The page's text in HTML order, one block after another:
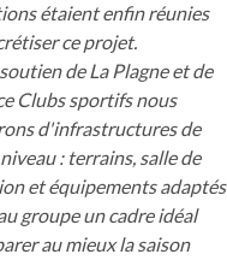
étaient enfin réunies
ce projet.
de La Plagne et de
Clubs sportifs nous
d'infrastructures de
: terrains, salle de
et équipements adaptés
groupe un cadre idéal
au mieux la saison